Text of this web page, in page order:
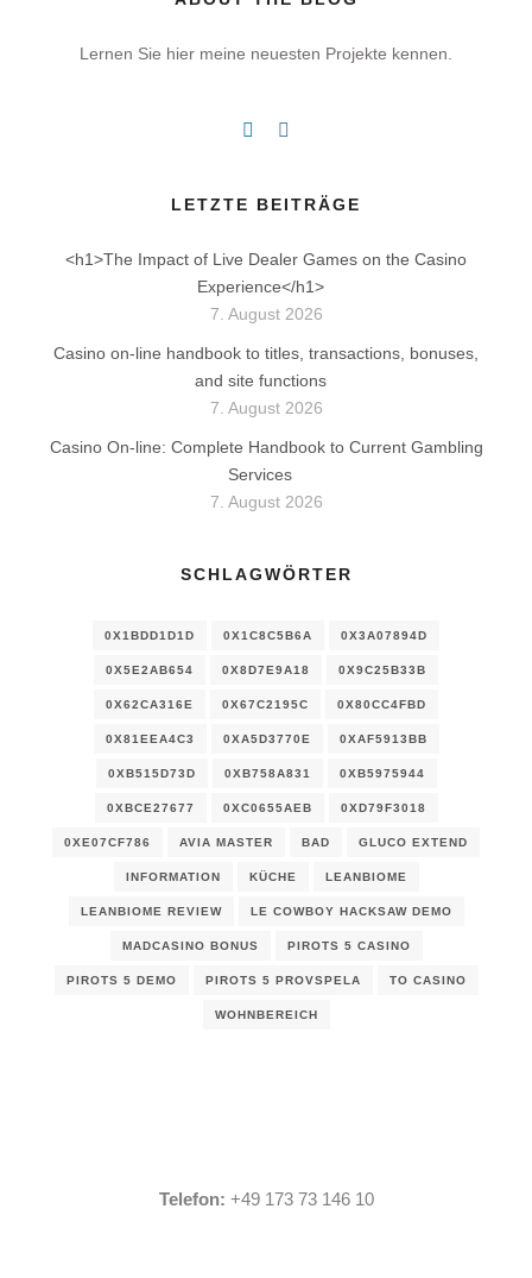
Lernen Sie hier meine neuesten Projekte kennen.
LETZTE BEITRÄGE
<h1>The Impact of Live Dealer Games on the Casino
Experience</h1>
7. August 2026
Casino on-line handbook to titles, transactions, bonuses,
and site functions
7. August 2026
Casino On-line: Complete Handbook to Current Gambling
Services
7. August 2026
SCHLAGWÖRTER
0X1BDD1D1D 0X1C8C5B6A 0X3A07894D
0X5E2AB654 0X8D7E9A18 0X9C25B33B
0X62CA316E 0X67C2195C 0X80CC4FBD
0X81EEA4C3 0XA5D3770E 0XAF5913BB
0XB515D73D 0XB758A831 0XB5975944
0XBCE27677 0XC0655AEB 0XD79F3018
0XE07CF786 AVIA MASTER BAD GLUCO EXTEND
INFORMATION KÜCHE LEANBIOME
LEANBIOME REVIEW LE COWBOY HACKSAW DEMO
MADCASINO BONUS PIROTS 5 CASINO
PIROTS 5 DEMO PIROTS 5 PROVSPELA TO CASINO
WOHNBEREICH
Telefon: +49 173 73 146 10